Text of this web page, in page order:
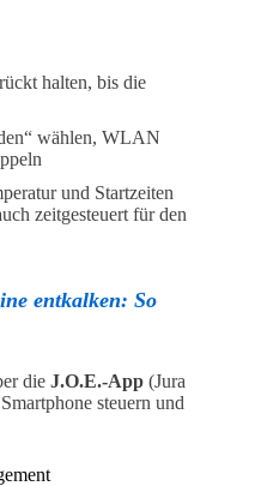
halten, bis die
wählen, WLAN
und Startzeiten
zeitgesteuert für den
entkalken: So
die J.O.E.-App (Jura
steuern und